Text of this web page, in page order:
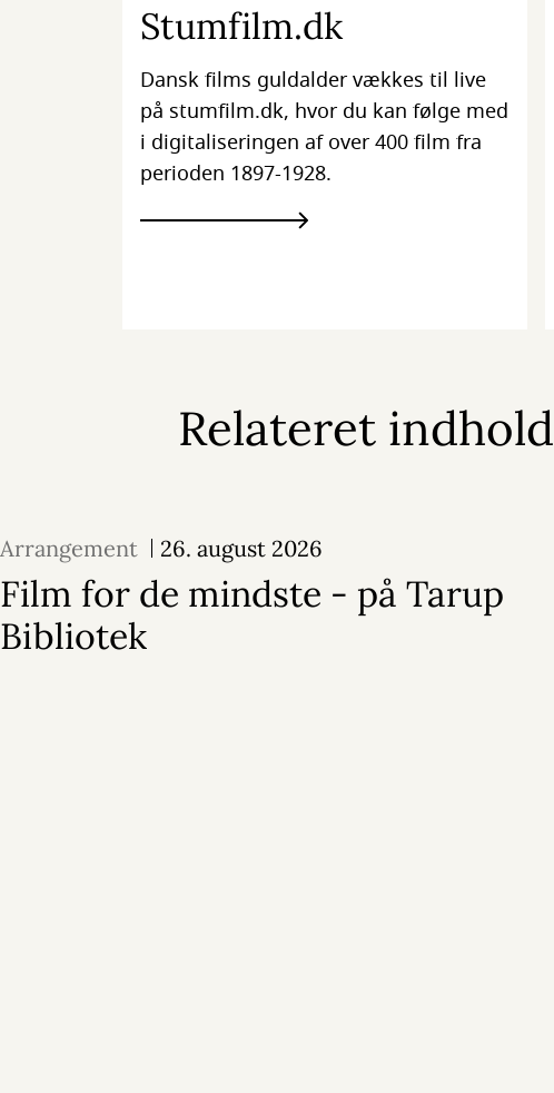
Stumfilm.dk
Dansk films guldalder vækkes til live
på stumfilm.dk, hvor du kan følge med
i digitaliseringen af over 400 film fra
perioden 1897-1928.
Relateret indhold
Arrangement 26. august 2026
Film for de mindste - på Tarup
Bibliotek